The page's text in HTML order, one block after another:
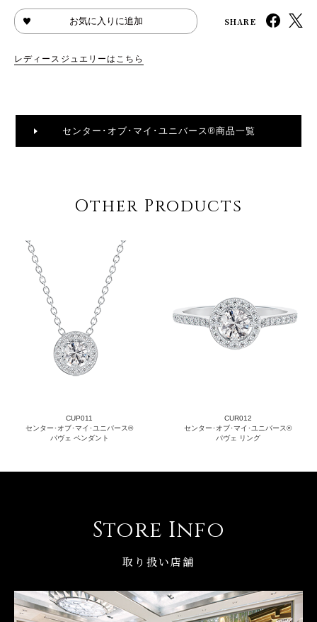
お気に入りに追加 SHARE
レディースジュエリーはこちら
センター･オブ･マイ･ユニバース®商品一覧
Other Products
CUP011
センター･オブ･マイ･ユニバース®
パヴェ ペンダント
CUR012
センター･オブ･マイ･ユニバース®
パヴェ リング
Store Info
取り扱い店舗